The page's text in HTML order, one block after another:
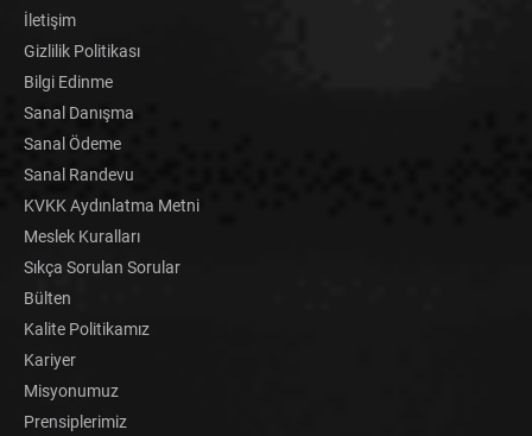
İletişim
Gizlilik Politikası
Bilgi Edinme
Sanal Danışma
Sanal Ödeme
Sanal Randevu
KVKK Aydınlatma Metni
Meslek Kuralları
Sıkça Sorulan Sorular
Bülten
Kalite Politikamız
Kariyer
Misyonumuz
Prensiplerimiz